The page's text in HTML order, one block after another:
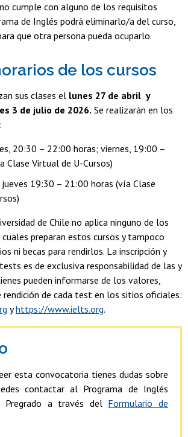
cumple con alguno de los requisitos
de Inglés podrá eliminarlo/a del curso,
que otra persona pueda ocuparlo.
de los cursos
sus clases el lunes 27 de abril y
3 de julio de 2026. Se realizarán en los
20:30 – 22:00 horas; viernes, 19:00 –
Clase Virtual de U-Cursos)
jueves 19:30 – 21:00 horas (vía Clase
de Chile no aplica ninguno de los
preparan estos cursos y tampoco
ni becas para rendirlos. La inscripción y
es de exclusiva responsabilidad de las y
pueden informarse de los valores,
rendición de cada test en los sitios oficiales:
yhttps://www.ielts.org.
esta convocatoria tienes dudas sobre
contactar al Programa de Inglés
Pregrado a través del Formulario de